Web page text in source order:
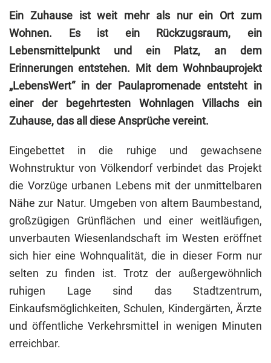
Ein Zuhause ist weit mehr als nur ein Ort zum
Wohnen. Es ist ein Rückzugsraum, ein
Lebensmittelpunkt und ein Platz, an dem
Erinnerungen entstehen. Mit dem Wohnbauprojekt
„LebensWert“ in der Paulapromenade entsteht in
einer der begehrtesten Wohnlagen Villachs ein
Zuhause, das all diese Ansprüche vereint.
Eingebettet in die ruhige und gewachsene
Wohnstruktur von Völkendorf verbindet das Projekt
die Vorzüge urbanen Lebens mit der unmittelbaren
Nähe zur Natur. Umgeben von altem Baumbestand,
großzügigen Grünflächen und einer weitläufigen,
unverbauten Wiesenlandschaft im Westen eröffnet
sich hier eine Wohnqualität, die in dieser Form nur
selten zu finden ist. Trotz der außergewöhnlich
ruhigen Lage sind das Stadtzentrum,
Einkaufsmöglichkeiten, Schulen, Kindergärten, Ärzte
und öffentliche Verkehrsmittel in wenigen Minuten
erreichbar.